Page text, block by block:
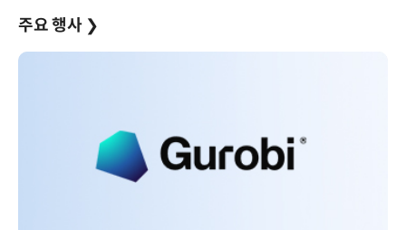
주요 행사 ❯